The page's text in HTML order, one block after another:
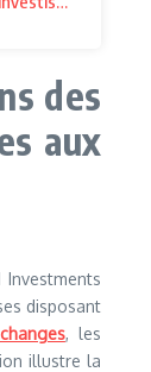
des
aux
disposant
, les
illustre la